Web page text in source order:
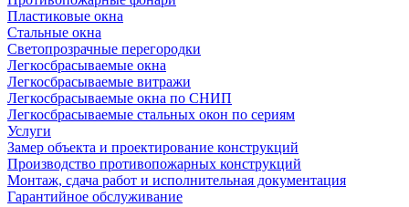
Пластиковые окна
Стальные окна
Светопрозрачные перегородки
Легкосбрасываемые окна
Легкосбрасываемые витражи
Легкосбрасываемые окна по СНИП
Легкосбрасываемые стальных окон по сериям
Услуги
Замер объекта и проектирование конструкций
Производство противопожарных конструкций
Монтаж, сдача работ и исполнительная документация
Гарантийное обслуживание